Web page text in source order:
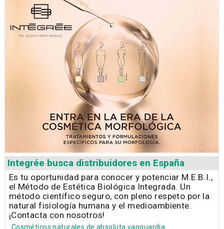
Integrée busca distribuidores en España
Es tu oportunidad para conocer y potenciar M.E.B.I.,
el Método de Estética Biológica Integrada. Un
método científico seguro, con pleno respeto por la
natural fisiología humana y el medioambiente.
¡Contacta con nosotros!
Cosméticos naturales de absoluta vanguardia